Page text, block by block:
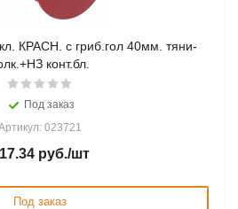
КРАСН. с гриб.гол 40мм. тяни-
конт.бл.
Под заказ
023721
руб./шт
Под заказ